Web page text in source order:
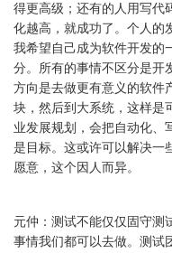
得更高级；还有的人用写代
化越高，就成功了。个人的
我希望自己成为软件开发的
分。所有的事情不区分是开
方向是去做更有意义的软件
块，然后到大系统，这样是
业发展规划，会把自动化、
是目标。这或许可以解决一
愿意，这个因人而异。
元仲：测试不能仅仅固守测
事情我们都可以去做。测试